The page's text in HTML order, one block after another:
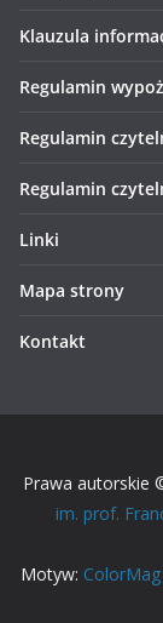
Klauzula
Regulamin
Regulamin
Regulamin
Linki
Mapa strony
Kontakt
Prawa autorskie
im. prof.
Motyw: ColorMag